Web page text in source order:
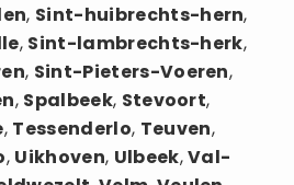
, Sint-huibrechts-hern,
, Sint-lambrechts-herk,
, Sint-Pieters-Voeren,
, Spalbeek, Stevoort,
, Tessenderlo, Teuven,
, Uikhoven, Ulbeek,Val-